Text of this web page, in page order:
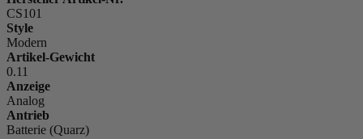
CS101
Style
Modern
Artikel-Gewicht
0.11
Anzeige
Analog
Antrieb
Batterie (Quarz)